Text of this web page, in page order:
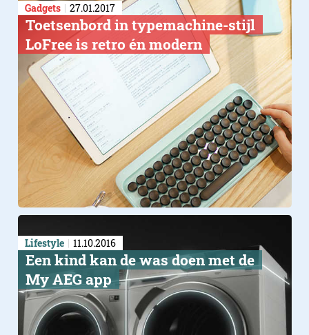
Gadgets 27.01.2017
Toetsenbord in typemachine-stijl
LoFree is retro én modern
Lifestyle 11.10.2016
Een kind kan de was doen met de
My AEG app